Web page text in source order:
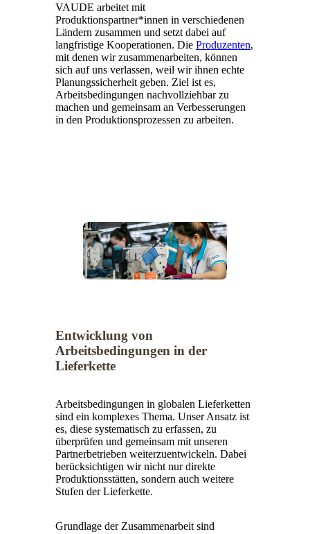
VAUDE arbeitet mit
Produktionspartner*innen in verschiedenen
Ländern zusammen und setzt dabei auf
langfristige Kooperationen. Die Produzenten,
mit denen wir zusammenarbeiten, können
sich auf uns verlassen, weil wir ihnen echte
Planungssicherheit geben. Ziel ist es,
Arbeitsbedingungen nachvollziehbar zu
machen und gemeinsam an Verbesserungen
in den Produktionsprozessen zu arbeiten.
Entwicklung von
Arbeitsbedingungen in der
Lieferkette
Arbeitsbedingungen in globalen Lieferketten
sind ein komplexes Thema. Unser Ansatz ist
es, diese systematisch zu erfassen, zu
überprüfen und gemeinsam mit unseren
Partnerbetrieben weiterzuentwickeln. Dabei
berücksichtigen wir nicht nur direkte
Produktionsstätten, sondern auch weitere
Stufen der Lieferkette.
Grundlage der Zusammenarbeit sind